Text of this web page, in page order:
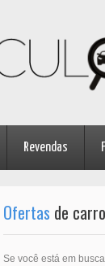
Revendas
Ofertas de
Se você está em